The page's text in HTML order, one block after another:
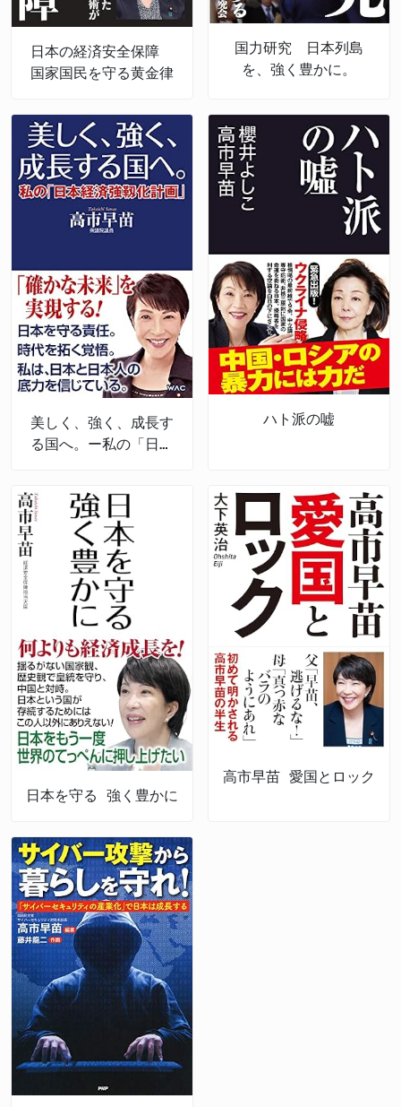
日本の経済安全保障
国家国民を守る黄金律
国力研究 日本列島
を、強く豊かに。
美しく、強く、成長す
る国へ。ー私の「日本
ハト派の嘘
日本を守る 強く豊かに
高市早苗 愛国とロック